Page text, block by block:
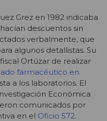
Grez en 1982 indicaba
descuentos sin
verbalmente, que
algunos detallistas. Su
Ortúzar de realizar
farmacéutico en
a los laboratorios. El
Económica
comunicados por
en el Oficio 572.